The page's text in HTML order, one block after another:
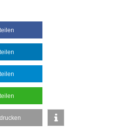
teilen
teilen
teilen
teilen
drucken